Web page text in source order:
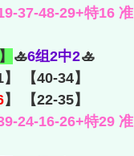
37-48-29+特16 准
🚣6组2中2🚣
【40-34】
】 【22-35】
24-16-26+特29 准